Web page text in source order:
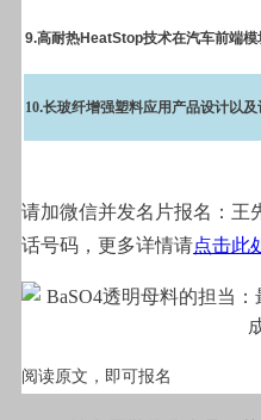
9.高耐热HeatStop技术在汽车前端
10.长玻纤增强塑料应用产品设计以
请加微信并发名片报名： 王
话号码，更多详情请点击此
阅读原文，即可报名